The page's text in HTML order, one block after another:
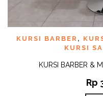
KURSI BARBER ,
KURSI
KURSI BARBER &
Rp